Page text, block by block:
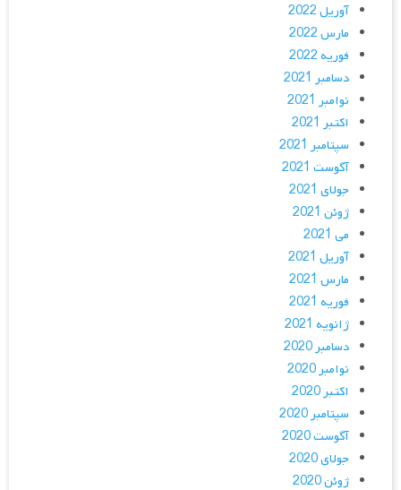
آوریل 2022
مارس 2022
فوریه 2022
دسامبر 2021
نوامبر 2021
اکتبر 2021
سپتامبر 2021
آگوست 2021
جولای 2021
ژوئن 2021
می 2021
آوریل 2021
مارس 2021
فوریه 2021
ژانویه 2021
دسامبر 2020
نوامبر 2020
اکتبر 2020
سپتامبر 2020
آگوست 2020
جولای 2020
ژوئن 2020